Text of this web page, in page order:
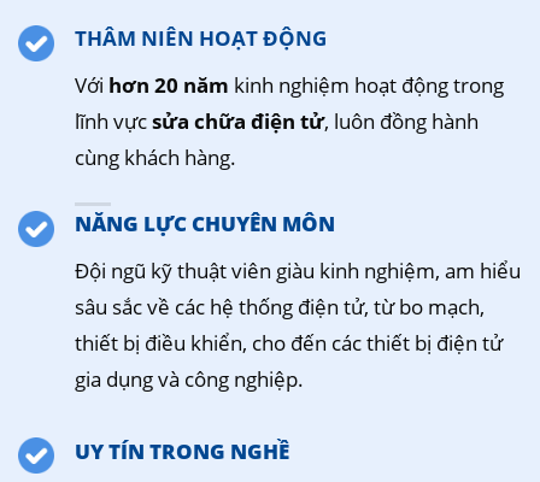
THÂM NIÊN HOẠT ĐỘNG
Với hơn 20 năm kinh nghiệm hoạt động trong
lĩnh vựcsửa chữa điện tử, luôn đồng hành
cùng khách hàng.
NĂNG LỰC CHUYÊN MÔN
Đội ngũ kỹ thuật viên giàu kinh nghiệm, am hiểu
sâu sắc về các hệ thống điện tử, từ bo mạch,
thiết bị điều khiển, cho đến các thiết bị điện tử
gia dụng và công nghiệp.
UY TÍN TRONG NGHỀ